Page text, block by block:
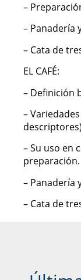
–
– Panadería
– Cata de
EL CAFÉ:
– Definición
–
descriptores)
– Su uso en
preparación.
– Panadería
– Cata de